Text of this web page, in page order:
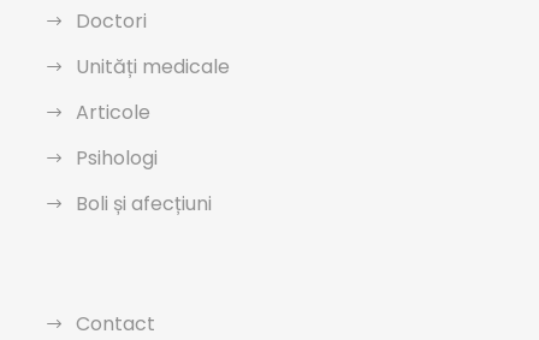
Doctori
Unități medicale
Articole
Psihologi
Boli și afecțiuni
Contact